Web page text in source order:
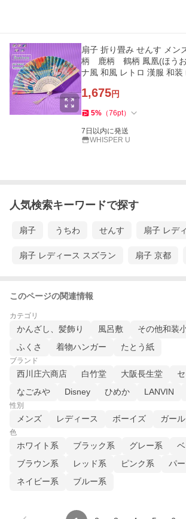
扇子 折り畳み せんす メンズ
柄 鹿柄 鶴柄 鳳凰(ほうお
ナ風 和風 レトロ 漢服 和装
1,675円
5% （76pt）
7日以内に発送
WHISPER U
人気検索キーワードで探す
扇子 うちわ せんす 扇子 レデ
扇子 レディース スズラン 扇子 京都
このページの関連情報
カテゴリ
かんざし、髪飾り 風呂敷 その他和装
ふくさ
着物ハンガー たとう紙
ブランド
西川庄六商店 白竹堂 大阪長生堂
なごみや
Disney ひめか LANVIN
性別
メンズ レディース ボーイズ ガー
色
ホワイト系 ブラック系 グレー系
ブラウン系
レッド系 ピンク系
パ
ネイビー系
ブルー系